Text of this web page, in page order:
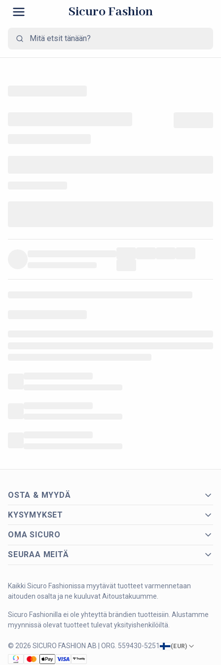
Sicuro Fashion
OSTA & MYYDÄ
KYSYMYKSET
OMA SICURO
SEURAA MEITÄ
Kaikki Sicuro Fashionissa myytävät tuotteet varmennetaan
aitouden osalta ja ne kuuluvat Aitoustakuumme.
Sicuro Fashionilla ei ole yhteyttä brändien tuotteisiin. Alustamme
myynnissä olevat tuotteet tulevat yksityishenkilöiltä.
© 2026 SICURO FASHION AB | ORG. 559430-5251 (EUR)